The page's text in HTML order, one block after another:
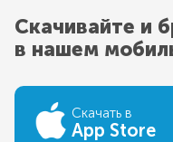
Скачивайте и
в нашем
Скачать в
App Store